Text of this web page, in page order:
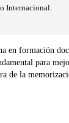
Internacional.
en formación
para
de la